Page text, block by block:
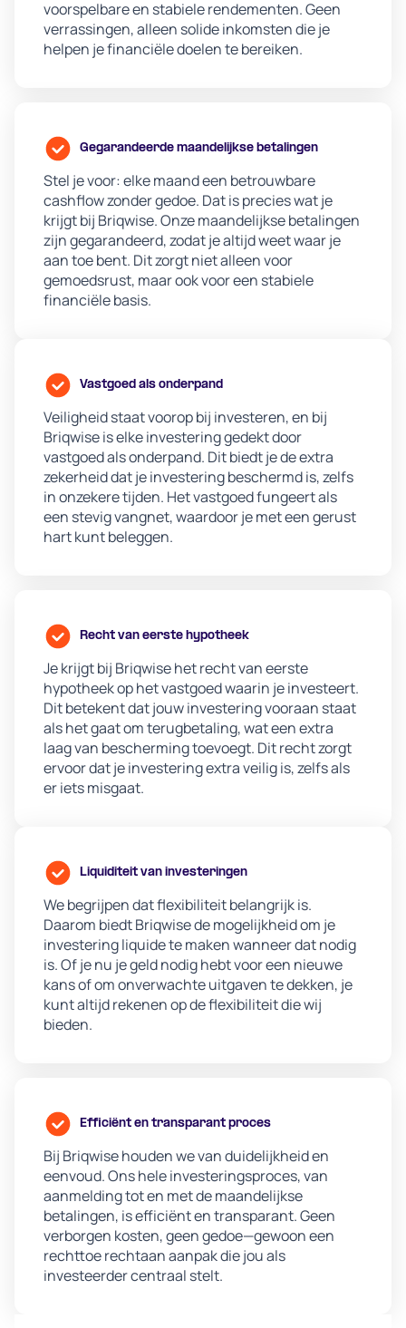
voorspelbare en stabiele rendementen. Geen
verrassingen, alleen solide inkomsten die je
helpen je financiële doelen te bereiken.
Gegarandeerde maandelijkse betalingen
Stel je voor: elke maand een betrouwbare
cashflow zonder gedoe. Dat is precies wat je
krijgt bij Briqwise. Onze maandelijkse betalingen
zijn gegarandeerd, zodat je altijd weet waar je
aan toe bent. Dit zorgt niet alleen voor
gemoedsrust, maar ook voor een stabiele
financiële basis.
Vastgoed als onderpand
Veiligheid staat voorop bij investeren, en bij
Briqwise is elke investering gedekt door
vastgoed als onderpand. Dit biedt je de extra
zekerheid dat je investering beschermd is, zelfs
in onzekere tijden. Het vastgoed fungeert als
een stevig vangnet, waardoor je met een gerust
hart kunt beleggen.
Recht van eerste hypotheek
Je krijgt bij Briqwise het recht van eerste
hypotheek op het vastgoed waarin je investeert.
Dit betekent dat jouw investering vooraan staat
als het gaat om terugbetaling, wat een extra
laag van bescherming toevoegt. Dit recht zorgt
ervoor dat je investering extra veilig is, zelfs als
er iets misgaat.
Liquiditeit van investeringen
We begrijpen dat flexibiliteit belangrijk is.
Daarom biedt Briqwise de mogelijkheid om je
investering liquide te maken wanneer dat nodig
is. Of je nu je geld nodig hebt voor een nieuwe
kans of om onverwachte uitgaven te dekken, je
kunt altijd rekenen op de flexibiliteit die wij
bieden.
Efficiënt en transparant proces
Bij Briqwise houden we van duidelijkheid en
eenvoud. Ons hele investeringsproces, van
aanmelding tot en met de maandelijkse
betalingen, is efficiënt en transparant. Geen
verborgen kosten, geen gedoe—gewoon een
rechttoe rechtaan aanpak die jou als
investeerder centraal stelt.